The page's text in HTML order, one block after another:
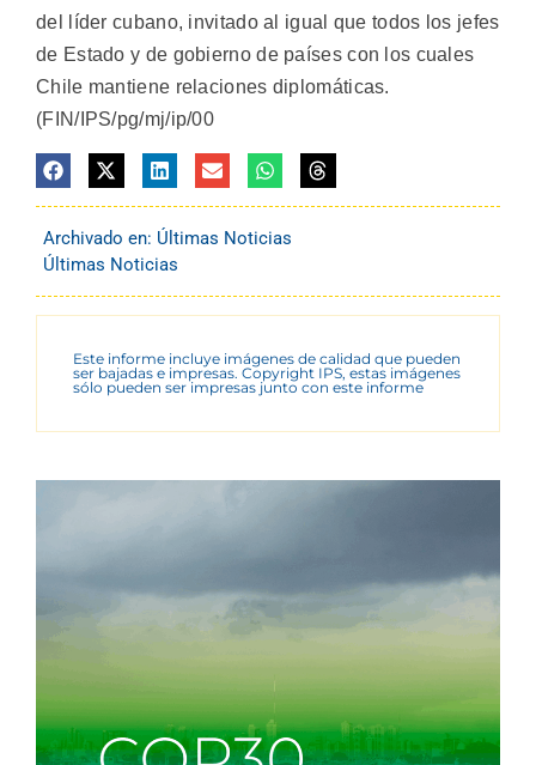
del líder cubano, invitado al igual que todos los jefes
de Estado y de gobierno de países con los cuales
Chile mantiene relaciones diplomáticas.
(FIN/IPS/pg/mj/ip/00
Archivado en: Últimas Noticias
Últimas Noticias
Este informe incluye imágenes de calidad que pueden
ser bajadas e impresas. Copyright IPS, estas imágenes
sólo pueden ser impresas junto con este informe